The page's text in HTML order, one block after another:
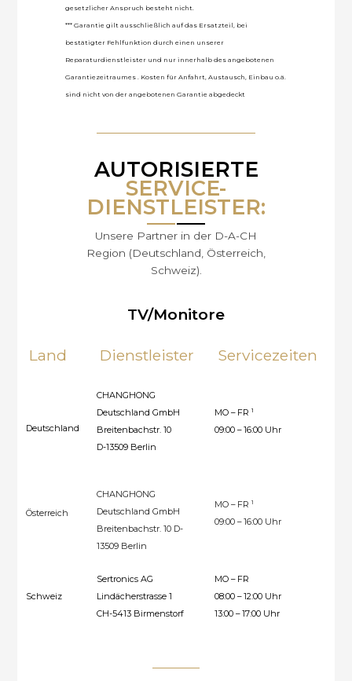
gesetzlicher Anspruch besteht nicht.
*** Garantie gilt ausschließlich auf das Ersatzteil, bei
bestätigter Fehlfunktion durch einen unserer
Reparaturdienstleister und nur innerhalb des angebotenen
Garantiezeitraumes . Kosten für Anfahrt, Austausch, Einbau o.ä.
sind nicht von der angebotenen Garantie abgedeckt
AUTORISIERTE
SERVICE-
DIENSTLEISTER:
Unsere Partner in der D-A-CH
Region (Deutschland, Österreich,
Schweiz).
TV/Monitore
Land Dienstleister Servicezeiten
Deutschland
CHANGHONG
Deutschland GmbH
Breitenbachstr. 10
D-13509 Berlin
MO – FR1
09:00 – 16:00 Uhr
Österreich
CHANGHONG
Deutschland GmbH
Breitenbachstr. 10 D-
13509 Berlin
MO – FR1
09:00 – 16:00 Uhr
Schweiz
Sertronics AG
Lindächerstrasse 1
CH-5413 Birmenstorf
MO – FR
08:00 – 12:00 Uhr
13:00 – 17:00 Uhr